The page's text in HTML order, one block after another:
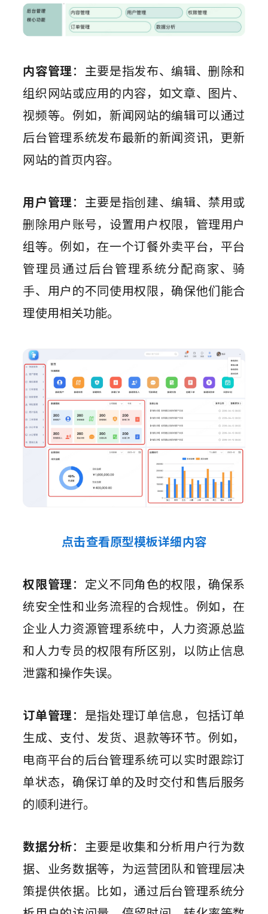
内容管理：主要是指发布、编辑、删除和
组织网站或应用的内容，如文章、图片、
视频等。例如，新闻网站的编辑可以通过
后台管理系统发布最新的新闻资讯，更新
网站的首页内容。
用户管理：主要是指创建、编辑、禁用或
删除用户账号，设置用户权限，管理用户
组等。例如，在一个订餐外卖平台，平台
管理员通过后台管理系统分配商家、骑
手、用户的不同使用权限，确保他们能合
理使用相关功能。
点击查看原型模板详细内容
权限管理：定义不同角色的权限，确保系
统安全性和业务流程的合规性。例如，在
企业人力资源管理系统中，人力资源总监
和人力专员的权限有所区别，以防止信息
泄露和操作失误。
订单管理：是指处理订单信息，包括订单
生成、支付、发货、退款等环节。例如，
电商平台的后台管理系统可以实时跟踪订
单状态，确保订单的及时交付和售后服务
的顺利进行。
数据分析：主要是收集和分析用户行为数
据、业务数据等，为运营团队和管理层决
策提供依据。比如，通过后台管理系统分